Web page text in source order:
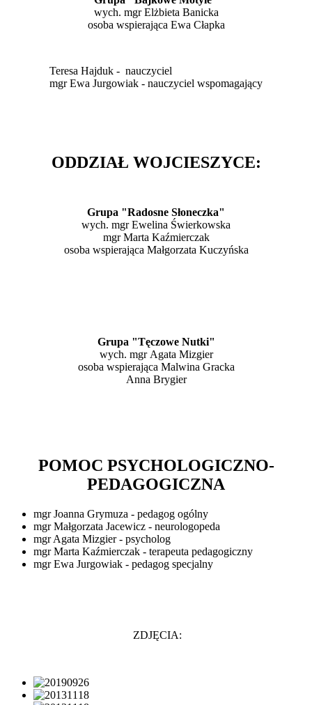
wych. mgr Elżbieta Banicka
osoba wspierająca Ewa Cłapka
Teresa Hajduk - nauczyciel
mgr Ewa Jurgowiak - nauczyciel wspomagający
ODDZIAŁ WOJCIESZYCE:
Grupa "Radosne Słoneczka"
wych. mgr Ewelina Świerkowska
mgr Marta Kaźmierczak
osoba wspierająca Małgorzata Kuczyńska
Grupa "Tęczowe Nutki"
wych. mgr Agata Mizgier
osoba wspierająca Malwina Gracka
Anna Brygier
POMOC PSYCHOLOGICZNO-
PEDAGOGICZNA
mgr Joanna Grymuza - pedagog ogólny
mgr Małgorzata Jacewicz - neurologopeda
mgr Agata Mizgier - psycholog
mgr Marta Kaźmierczak - terapeuta pedagogiczny
mgr Ewa Jurgowiak - pedagog specjalny
ZDJĘCIA: